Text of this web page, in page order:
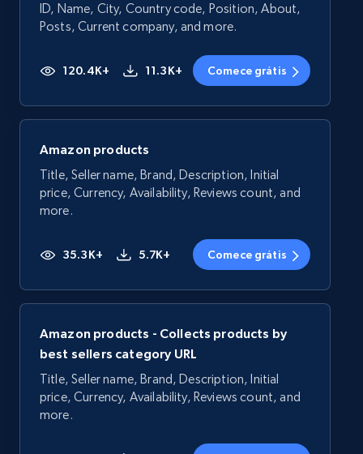
ID, Name, City, Country code, Position, About,
Posts, Current company, and more.
120.4K+ 11.3K+ Comece grátis
Amazon products
Title, Seller name, Brand, Description, Initial
price, Currency, Availability, Reviews count, and
more.
35.3K+ 5.7K+ Comece grátis
Amazon products - Collects products by
best sellers category URL
Title, Seller name, Brand, Description, Initial
price, Currency, Availability, Reviews count, and
more.